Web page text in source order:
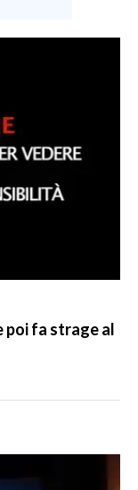
poi fa strage al